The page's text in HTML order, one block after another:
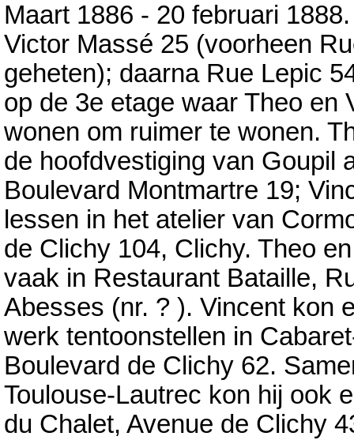
Maart 1886 - 20 februari
Victor Massé 25 (voorheen
geheten); daarna Rue Lepic
op de 3e etage waar Theo en
wonen om ruimer te wonen.
de hoofdvestiging van Goupil
Boulevard Montmartre 19;
lessen in het atelier van
de Clichy 104, Clichy. Theo
vaak in Restaurant Bataille,
Abesses (nr. ? ). Vincent kon
werk tentoonstellen in
Boulevard de Clichy 62.
Toulouse-Lautrec kon hij ook
du Chalet, Avenue de Clichy